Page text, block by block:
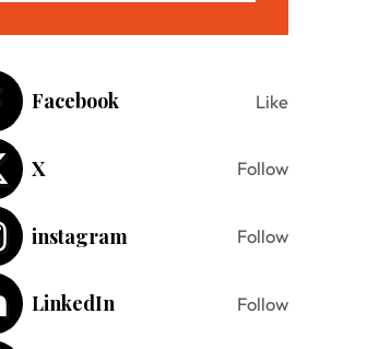
Facebook Like
X Follow
instagram Follow
LinkedIn Follow